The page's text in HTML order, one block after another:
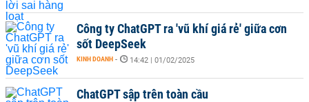
Công ty ChatGPT ra 'vũ khí giá rẻ' giữa cơn
sốt DeepSeek
KINH DOANH - 14:42 | 01/02/2025
ChatGPT sập trên toàn cầu